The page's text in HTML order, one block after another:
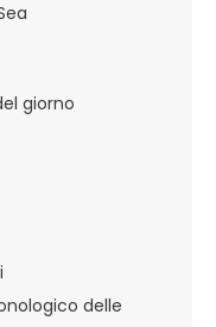
giorno
delle